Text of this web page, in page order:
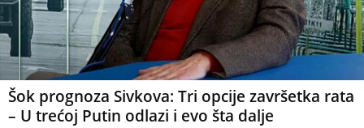
Šok prognoza Sivkova: Tri opcije završetka rata
– U trećoj Putin odlazi i evo šta dalje